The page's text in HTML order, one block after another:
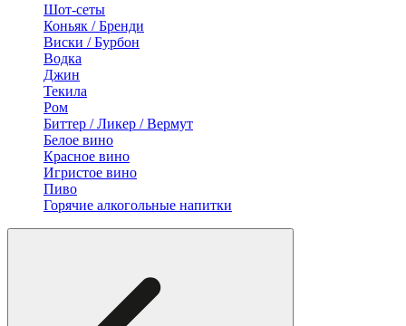
Шот-сеты
Коньяк / Бренди
Виски / Бурбон
Водка
Джин
Текила
Ром
Биттер / Ликер / Вермут
Белое вино
Красное вино
Игристое вино
Пиво
Горячие алкогольные напитки